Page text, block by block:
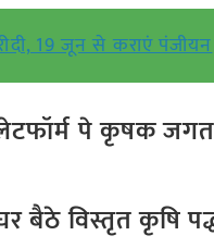
19 जून से कराएं पंजीयन
पे कृषक
बैठे विस्तृत कृषि